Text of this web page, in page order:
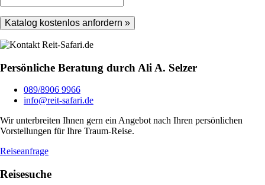
Persönliche Beratung durch Ali A. Selzer
089/8906 9966
info@reit-safari.de
Wir unterbreiten Ihnen gern ein Angebot nach Ihren persönlichen
Vorstellungen für Ihre Traum-Reise.
Reiseanfrage
Reisesuche